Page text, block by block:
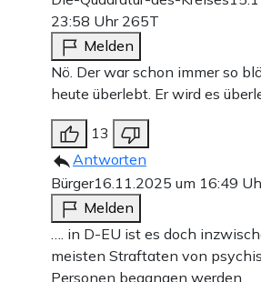
23:58 Uhr 265T
Melden
Nö. Der war schon immer so
heute überlebt. Er wird es
13
Antworten
Bürger16.11.2025 um 16:49
Melden
…. in D-EU ist es doch
meisten Straftaten von
Personen begangen werden…